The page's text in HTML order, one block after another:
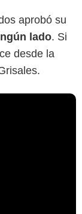
aprobó su
lado. Si
desde la